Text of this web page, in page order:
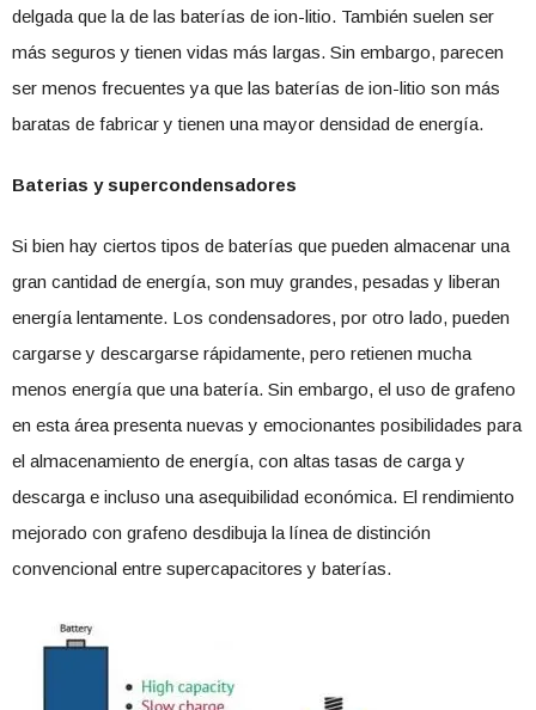
delgada que la de las baterías de ion-litio. También suelen ser
más seguros y tienen vidas más largas. Sin embargo, parecen
ser menos frecuentes ya que las baterías de ion-litio son más
baratas de fabricar y tienen una mayor densidad de energía.
Baterias y supercondensadores
Si bien hay ciertos tipos de baterías que pueden almacenar una
gran cantidad de energía, son muy grandes, pesadas y liberan
energía lentamente. Los condensadores, por otro lado, pueden
cargarse y descargarse rápidamente, pero retienen mucha
menos energía que una batería. Sin embargo, el uso de grafeno
en esta área presenta nuevas y emocionantes posibilidades para
el almacenamiento de energía, con altas tasas de carga y
descarga e incluso una asequibilidad económica. El rendimiento
mejorado con grafeno desdibuja la línea de distinción
convencional entre supercapacitores y baterías.